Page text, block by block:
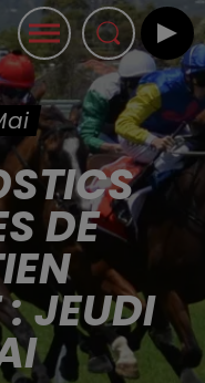
DE
JEUDI